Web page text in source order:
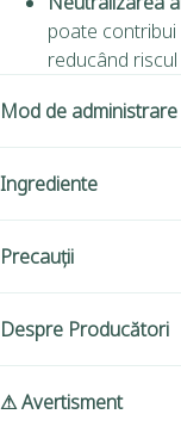
poate contribui
reducând
Mod de administrare
Ingrediente
Precauții
Despre Producători
⚠ Avertisment